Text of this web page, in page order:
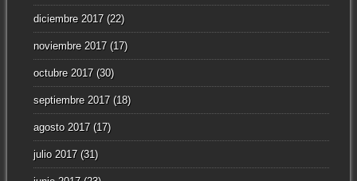
diciembre 2017(22)
noviembre 2017(17)
octubre 2017(30)
septiembre 2017(18)
agosto 2017(17)
julio 2017(31)